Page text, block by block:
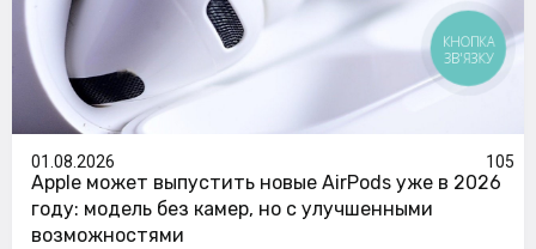
01.08.2026 105
Apple может выпустить новые AirPods уже в 2026
году: модель без камер, но с улучшенными
возможностями
КНОПКА
ЗВ'ЯЗКУ